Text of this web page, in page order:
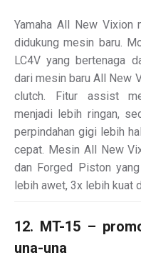
Yamaha All New Vixion
didukung mesin baru.
LC4V yang bertenaga
dari mesin baru All New
clutch. Fitur assist
menjadi lebih ringan,
perpindahan gigi lebih
cepat. Mesin All New
dan Forged Piston
lebih awet, 3x lebih kuat
12. MT-15 –
una-una